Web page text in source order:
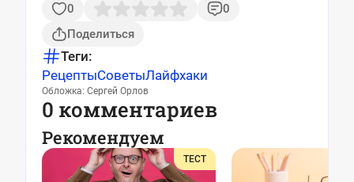
0
0
Поделиться
Теги:
РецептыСоветыЛайфхаки
Обложка: Сергей Орлов
0 комментариев
Рекомендуем
ТЕСТ